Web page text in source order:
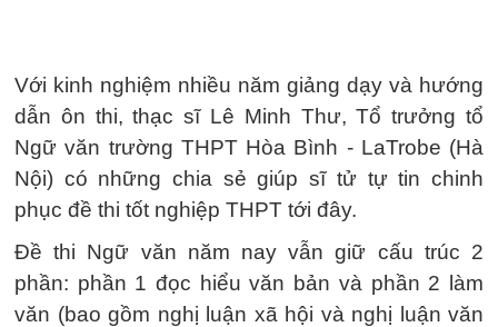
Với kinh nghiệm nhiều năm giảng dạy và hướng
dẫn ôn thi, thạc sĩ Lê Minh Thư, Tổ trưởng tổ
Ngữ văn trường THPT Hòa Bình - LaTrobe (Hà
Nội) có những chia sẻ giúp sĩ tử tự tin chinh
phục đề thi tốt nghiệp THPT tới đây.
Đề thi Ngữ văn năm nay vẫn giữ cấu trúc 2
phần: phần 1 đọc hiểu văn bản và phần 2 làm
văn (bao gồm nghị luận xã hội và nghị luận văn